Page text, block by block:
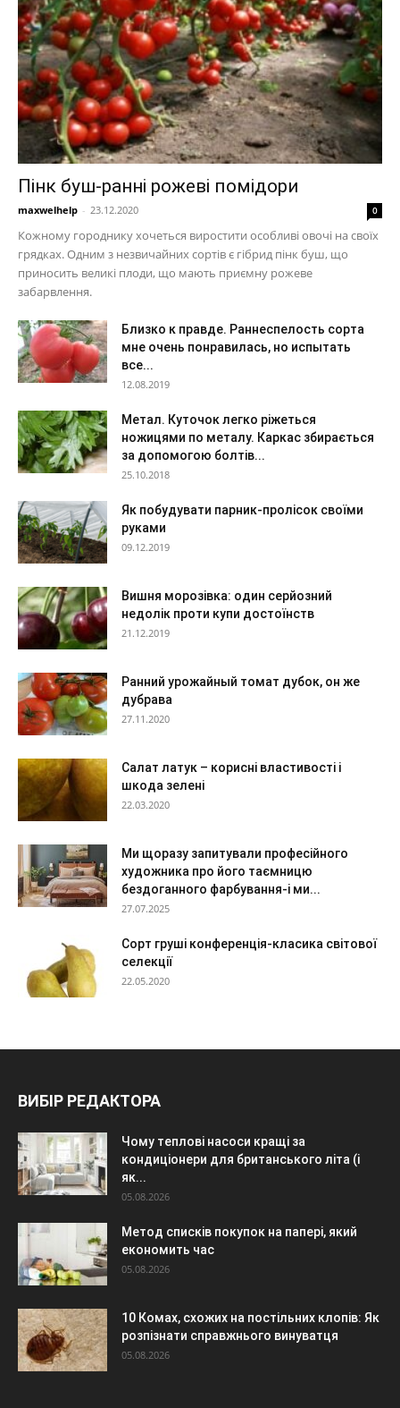
Пінк буш-ранні рожеві помідори
maxwelhelp - 23.12.2020 0
Кожному городнику хочеться виростити особливі овочі на своїх
грядках. Одним з незвичайних сортів є гібрид пінк буш, що
приносить великі плоди, що мають приємну рожеве
забарвлення.
Близко к правде. Раннеспелость сорта
мне очень понравилась, но испытать
все...
12.08.2019
Метал. Куточок легко ріжеться
ножицями по металу. Каркас збирається
за допомогою болтів...
25.10.2018
Як побудувати парник-пролісок своїми
руками
09.12.2019
Вишня морозівка: один серйозний
недолік проти купи достоїнств
21.12.2019
Ранний урожайный томат дубок, он же
дубрава
27.11.2020
Салат латук – корисні властивості і
шкода зелені
22.03.2020
Ми щоразу запитували професійного
художника про його таємницю
бездоганного фарбування-і ми...
27.07.2025
Сорт груші конференція-класика світової
селекції
22.05.2020
ВИБІР РЕДАКТОРА
Чому теплові насоси кращі за
кондиціонери для британського літа (і
як...
05.08.2026
Метод списків покупок на папері, який
економить час
05.08.2026
10 Комах, схожих на постільних клопів: Як
розпізнати справжнього винуватця
05.08.2026